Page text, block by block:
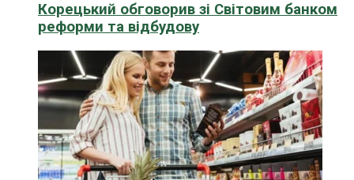
Корецький обговорив зі Світовим банком
реформи та відбудову